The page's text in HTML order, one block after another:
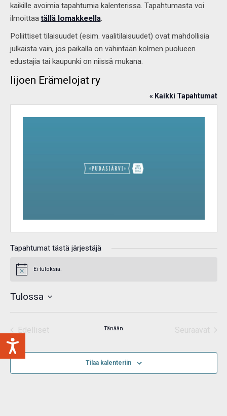
kaikille avoimia tapahtumia kalenterissa. Tapahtumasta voi
ilmoittaatällä lomakkeella.
Poliittiset tilaisuudet (esim. vaalitilaisuudet) ovat mahdollisia
julkaista vain, jos paikalla on vähintään kolmen puolueen
edustajia tai kaupunki on niissä mukana.
Iijoen Erämelojat ry
« Kaikki Tapahtumat
Tapahtumat tästä järjestäjä
Notice Ei tuloksia.
Tulossa
Valitse
päivä.Edelliset
Tänään
Seuraavat
Tilaa kalenteriin